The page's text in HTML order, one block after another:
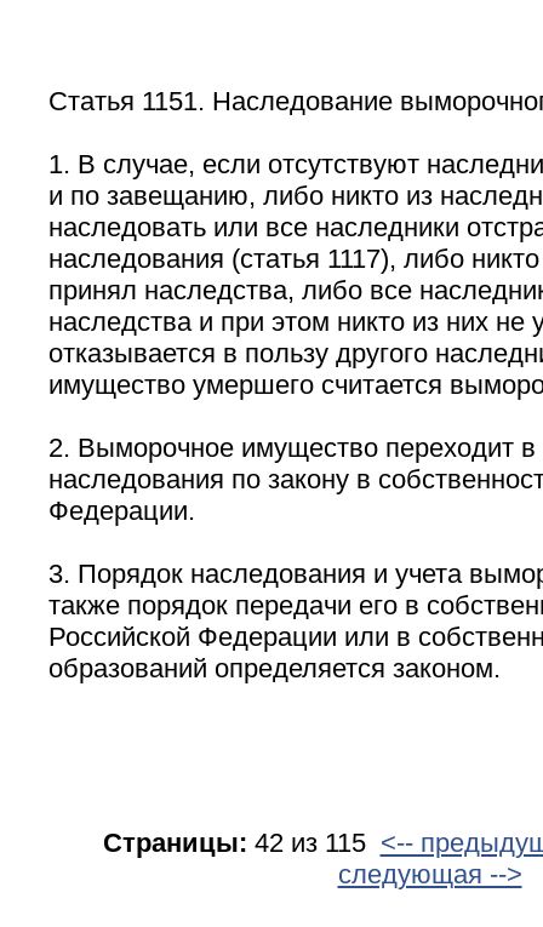
Статья 1151. Наследование
1. В случае, если отсутствуют
и по завещанию, либо никто из
наследовать или все наследники
наследования (статья 1117), либо
принял наследства, либо все
наследства и при этом никто из них не
отказывается в пользу другого
имущество умершего считается
2. Выморочное имущество переходит в
наследования по закону в
Федерации.
3. Порядок наследования и учета
также порядок передачи его в
Российской Федерации или в
образований определяется законом.
Страницы: 42 из 115 <--
следующая -->